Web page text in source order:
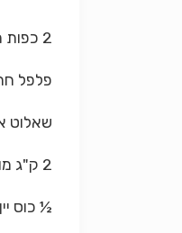
2 כפות חמאה
פלפל
שאלוט
2 ק"ג מולים טריים
½ כוס